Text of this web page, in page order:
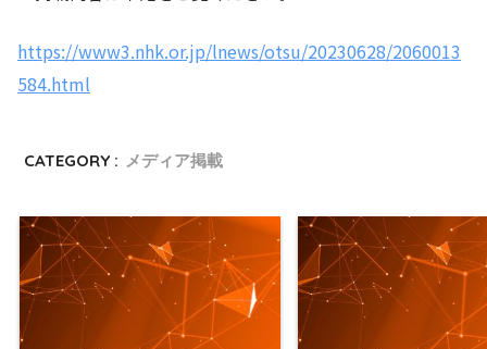
https://www3.nhk.or.jp/lnews/otsu/20230628/2060013
584.html
CATEGORY : メディア掲載